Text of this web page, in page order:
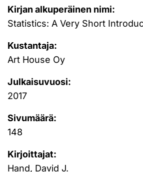
Kirjan alkuperäinen nimi:
Statistics: A Very Short
Kustantaja:
Art House Oy
Julkaisuvuosi:
2017
Sivumäärä:
148
Kirjoittajat:
Hand, David J.